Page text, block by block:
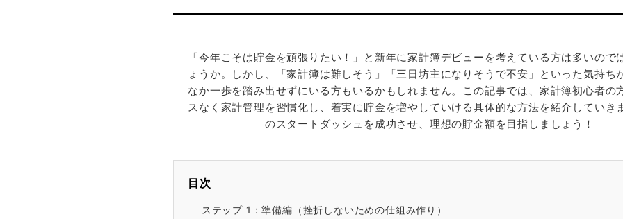
「今年こそは貯金を頑張りたい！」と新年に家計簿デビューを考えている方は多いので
ょうか。しかし、「家計簿は難しそう」「三日坊主になりそうで不安」といった気持ち
なか一歩を踏み出せずにいる方もいるかもしれません。この記事では、家計簿初心者の
スなく家計管理を習慣化し、着実に貯金を増やしていける具体的な方法を紹介していき
のスタートダッシュを成功させ、理想の貯金額を目指しましょう！
目次
ステップ 1：準備編（挫折しないための仕組み作り）